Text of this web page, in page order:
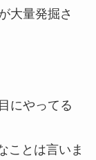
大量発掘さ
にやってる
ことは言いま